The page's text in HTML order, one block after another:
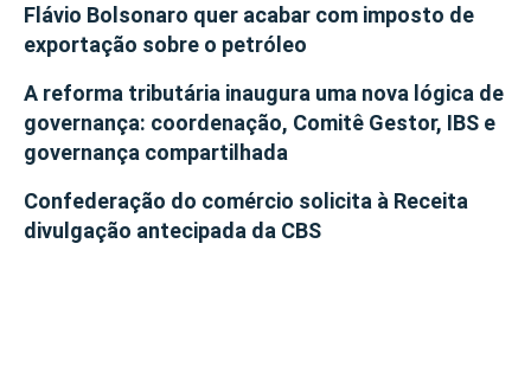
Flávio Bolsonaro quer acabar com imposto de
exportação sobre o petróleo
A reforma tributária inaugura uma nova lógica de
governança: coordenação, Comitê Gestor, IBS e
governança compartilhada
Confederação do comércio solicita à Receita
divulgação antecipada da CBS